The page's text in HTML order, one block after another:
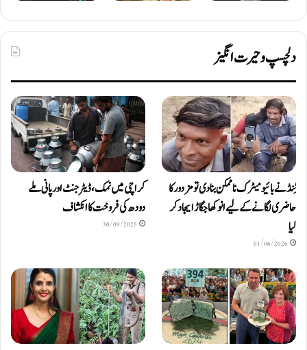
دلچسپ و حیرت انگیز
ٹِنڈ نے بائیومیٹرک ناممکن بنا دی تو مزدور کا
حاضری لگانے کے لیے انوکھا جگاڑ ایجاد کر
لیا
01/06/2026
کراچی میں نمک، ڈیٹرجنٹ اور پانی ملے
دودھ کی فروخت کا انکشاف
30/09/2025